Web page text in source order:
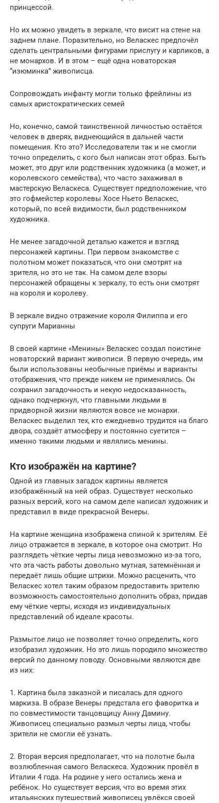
принцессой.
Но их можно увидеть в зеркале, что висит на стене на
заднем плане. Поразительно, но Веласкес предпочёл
сделать центральными фигурами прислугу и карликов, а
не монархов. И в этом – ещё одна новаторская
“изюминка” живописца.
Сопровождать инфанту могли только фрейлины из
самых аристократических семей
Но, конечно, самой таинственной личностью остаётся
человек в дверях, виднеющийся в дальней части
помещения. Кто это? Исследователи так и не смогли
точно определить, с кого был написан этот образ. Быть
может, это друг или родственник художника (а может, и
королевского семейства), что часто захаживал в
мастерскую Веласкеса. Существует предположение, что
это гофмейстер королевы Хосе Ньето Веласкес,
который, по всей видимости, был родственником
художника.
Не менее загадочной деталью кажется и взгляд
персонажей картины. При первом знакомстве с
полотном может показаться, что они смотрят на
зрителя, но это не так. На самом деле взоры
персонажей обращены к зеркалу, то есть они смотрят
на короля и королеву.
В зеркале видно отражение короля Филиппа и его
супруги Марианны
В своей картине «Менины» Веласкес создал поистине
новаторский вариант живописи. В первую очередь, им
были использованы необычные приёмы и варианты
отображения, что прежде никем не применялись. Он
сохранил загадочность и некую недосказанность,
однако подчеркнул, что главными людьми в
придворной жизни являются вовсе не монархи.
Веласкес выделил тех, кто ежедневно трудится на благо
двора, создаёт атмосферу и постоянно суетится –
именно такими людьми и являлись менины.
Кто изображён на картине?
Одной из главных загадок картины является
изображённый на ней образ. Существует несколько
разных версий, кого на самом деле написал художник и
представил в виде прекрасной Венеры.
На картине женщина изображена спиной к зрителям. Её
лицо отражается в зеркале, в которое она смотрит. Но
разглядеть чёткие черты лица невозможно из-за того,
что эта часть работы довольно мутная, затемнённая и
передаёт лишь общие штрихи. Можно расценить, что
Веласкес хотел таким образом предоставить зрителю
возможность самостоятельно дополнить образ, придав
ему чёткие черты, исходя из индивидуальных
представлений об идеале красоты.
Размытое лицо не позволяет точно определить, кого
изобразил художник. Но это лишь породило множество
версий по данному поводу. Основными являются две
из них:
1. Картина была заказной и писалась для одного
маркиза. В образе Венеры предстала его фаворитка и
по совместимости танцовщицу Анну Дамину.
Живописец специально размыл черты лица, чтобы
зрители не смогли её узнать.
2. Вторая версия предполагает, что на полотне была
возлюбленная самого Веласкеса. Художник провёл в
Италии 4 года. На родине у него остались жена и
ребёнок. Но существует версия, что во время этих
итальянских путешествий живописец увлёкся своей